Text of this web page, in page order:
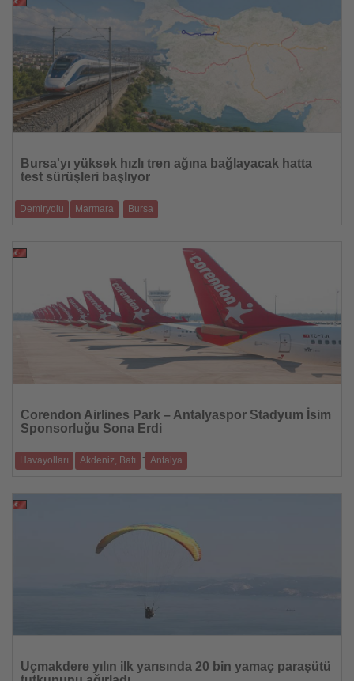
Bursa'yı yüksek hızlı tren ağına bağlayacak hatta
test sürüşleri başlıyor
Demiryolu Marmara - Bursa
30.07.2026
Corendon Airlines Park – Antalyaspor Stadyum İsim
Sponsorluğu Sona Erdi
Havayolları Akdeniz, Batı - Antalya
ererken Co
Uçmakdere yılın ilk yarısında 20 bin yamaç paraşütü